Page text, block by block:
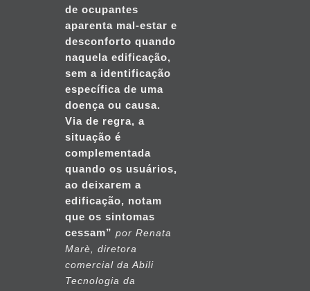
de ocupantes
aparenta mal-estar e
desconforto quando
naquela edificação,
sem a identificação
específica de uma
doença ou causa.
Via de regra, a
situação é
complementada
quando os usuários,
ao deixarem a
edificação, notam
que os sintomas
cessam” por Renata
Marè, diretora
comercial da Abili
Tecnologia da